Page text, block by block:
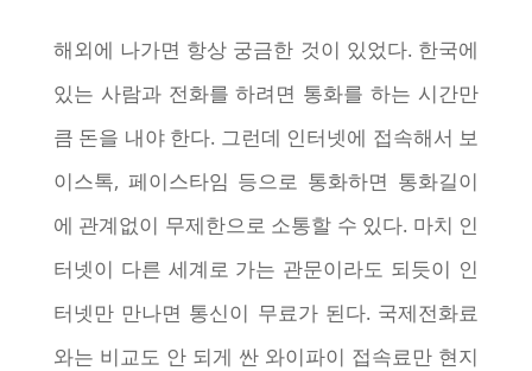
해외에 나가면 항상 궁금한 것이 있었다. 한국에
있는 사람과 전화를 하려면 통화를 하는 시간만
큼 돈을 내야 한다. 그런데 인터넷에 접속해서 보
이스톡, 페이스타임 등으로 통화하면 통화길이
에 관계없이 무제한으로 소통할 수 있다. 마치 인
터넷이 다른 세계로 가는 관문이라도 되듯이 인
터넷만 만나면 통신이 무료가 된다. 국제전화료
와는 비교도 안 되게 싼 와이파이 접속료만 현지